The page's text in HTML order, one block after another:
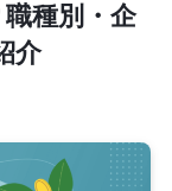
種別・企
介